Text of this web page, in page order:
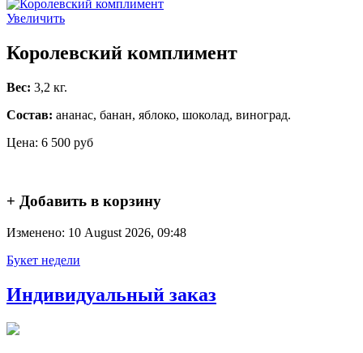
Увеличить
Королевский комплимент
Вес: 3,2 кг.
Состав: ананас, банан, яблоко, шоколад, виноград.
Цена: 6 500 руб
+ Добавить в корзину
Изменено: 10 August 2026, 09:48
Букет недели
Индивидуальный заказ